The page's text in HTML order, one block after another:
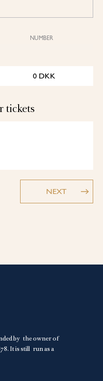
NUMBER
DKK
0
tickets
NEXT
by the owner of
It is still run as a